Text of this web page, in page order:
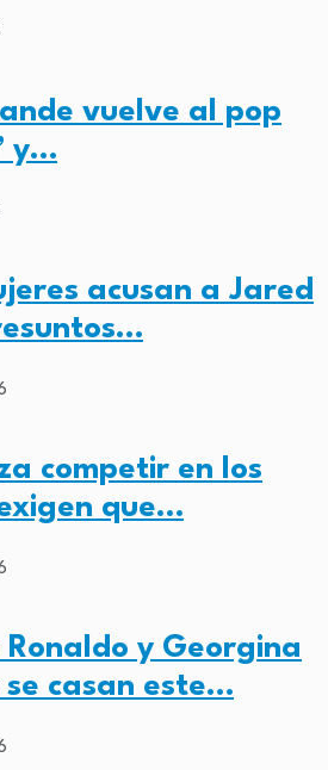
vuelve al pop
y…
acusan a Jared
competir en los
que…
y Georgina
se casan este…